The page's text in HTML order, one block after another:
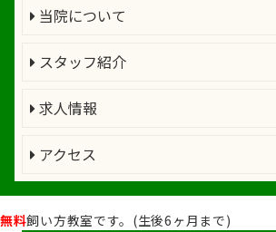
当院について
スタッフ紹介
求人情報
アクセス
無料飼い方教室です。(生後6ヶ月まで)